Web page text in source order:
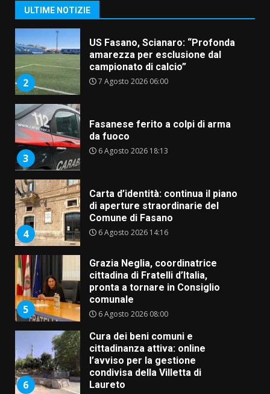
ULTIME NOTIZIE
1
2
US Fasano, Scianaro: “Profonda
amarezza per esclusione dal
campionato di calcio”
7 Agosto 2026 06:00
3
Fasanese ferito a colpi di arma
da fuoco
6 Agosto 2026 18:13
4
Carta d’identità: continua il piano
di aperture straordinarie del
Comune di Fasano
6 Agosto 2026 14:16
5
Grazia Neglia, coordinatrice
cittadina di Fratelli d’Italia,
pronta a tornare in Consiglio
comunale
6 Agosto 2026 08:00
6
Cura dei beni comuni e
cittadinanza attiva: online
l’avviso per la gestione
condivisa della Villetta di
Laureto